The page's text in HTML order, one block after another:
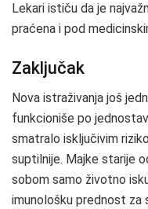
Lekari ističu da je
praćena i pod
Zaključak
Nova istraživanja još
funkcioniše po
smatralo isključivim
suptilnije. Majke starije
sobom samo životno
imunološku prednost za